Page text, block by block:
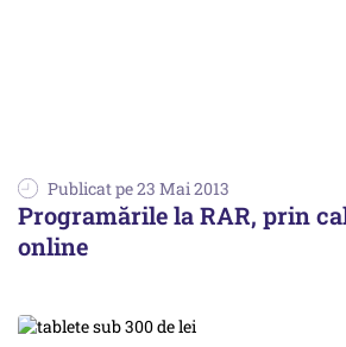
Publicat pe 23 Mai 2013
Programările la RAR, prin
online